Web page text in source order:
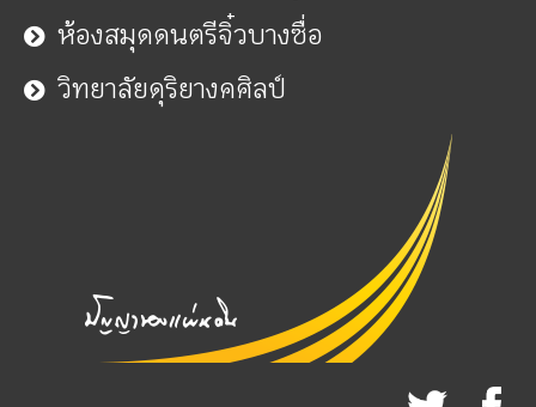
ห้องสมุดดนตรีจิ๋วบางซื่อ
วิทยาลัยดุริยางคศิลป์